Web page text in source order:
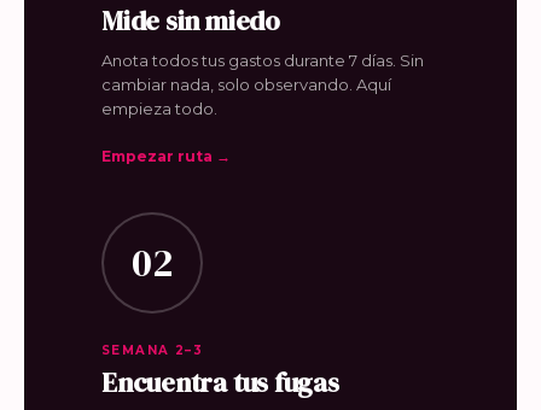
Mide sin miedo
Anota todos tus gastos durante 7 días. Sin
cambiar nada, solo observando. Aquí
empieza todo.
Empezar ruta →
02
SEMANA 2–3
Encuentra tus fugas